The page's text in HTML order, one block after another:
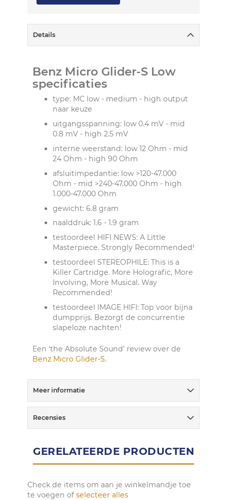
Details
Benz Micro Glider-S Low
specificaties
type: MC low - medium - high output
naar keuze
uitgangsspanning: low 0.4 mV - mid
0.8 mV - high 2.5 mV
interne weerstand: low 12 Ohm - mid
24 Ohm - high 90 Ohm
afsluitimpedantie: low >120-47.000
Ohm - mid >240-47.000 Ohm - high
1.000-47.000 Ohm
gewicht: 6.8 gram
naalddruk: 1.6 - 1.9 gram
testoordeel HIFI NEWS: A Little
Masterpiece. Strongly Recommended!
testoordeel STEREOPHILE: This is a
Killer Cartridge. More Holografic, More
Involving, More Musical. Way
Recommended!
testoordeel IMAGE HIFI: Top voor bijna
dumpprijs. Bezorgt de concurrentie
slapeloze nachten!
Een ‘the Absolute Sound’ review over de
Benz Micro Glider-S.
Meer informatie
Recensies
GERELATEERDE PRODUCTEN
Check de items om aan je winkelmandje toe
te voegen of selecteer alles